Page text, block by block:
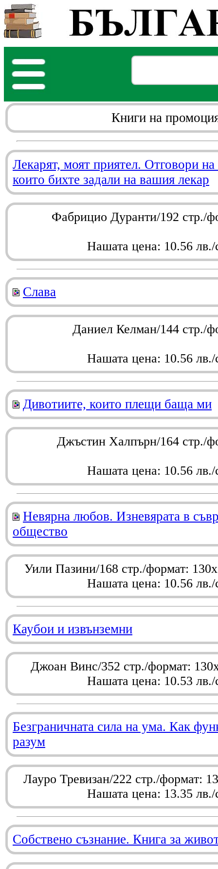
Книги на
Лекарят, моят приятел. Отговори
които бихте задали на вашия лекар
Фабрицио Дуранти/192 стр./
Нашата цена: 10.56 лв./
Слава
Даниел Келман/144 стр./
Нашата цена: 10.56 лв./
Дивотиите, които плещи баща ми
Джъстин Халпърн/164 стр./
Нашата цена: 10.56 лв./
Невярна любов. Изневярата в
общество
Уили Пазини/168 стр./формат:
Нашата цена: 10.56 лв./
Каубои и извънземни
Джоан Винс/352 стр./формат:
Нашата цена: 10.53 лв./
Безграничната сила на ума. Как
разум
Лауро Тревизан/222 стр./формат:
Нашата цена: 13.35 лв./
Собствено съзнание. Книга за